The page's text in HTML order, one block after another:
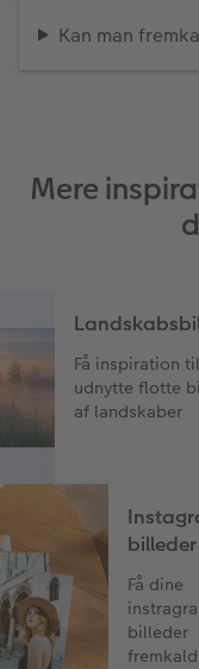
Kan man
Mere
Få inspiration
udnytte flotte
af landskaber
billeder
Få dine
billeder